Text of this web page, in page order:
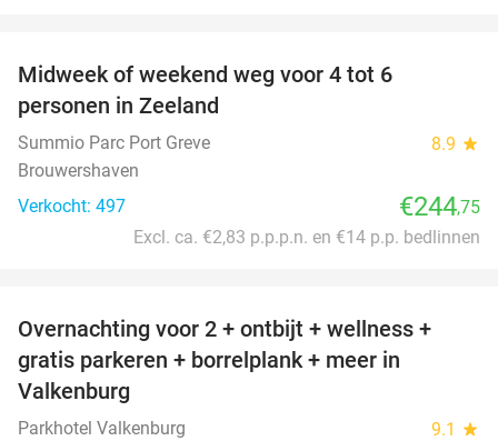
Midweek of weekend weg voor 4 tot 6
personen in Zeeland
Summio Parc Port Greve 8.9 star
Brouwershaven
Verkocht: 497
€244,75
Excl. ca. €2,83 p.p.p.n. en €14 p.p. bedlinnen
33%
Overnachting voor 2 + ontbijt + wellness +
gratis parkeren + borrelplank + meer in
Valkenburg
Parkhotel Valkenburg 9.1 star